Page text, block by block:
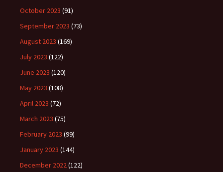
October 2023 (91)
September 2023 (73)
August 2023 (169)
July 2023 (122)
June 2023 (120)
May 2023 (108)
April 2023 (72)
March 2023 (75)
February 2023 (99)
January 2023 (144)
December 2022(122)